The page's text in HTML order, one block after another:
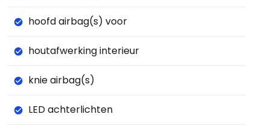
hoofd airbag(s) voor
houtafwerking interieur
knie airbag(s)
LED achterlichten